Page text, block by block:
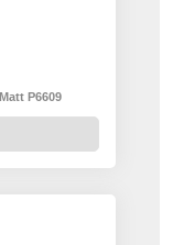
P6609